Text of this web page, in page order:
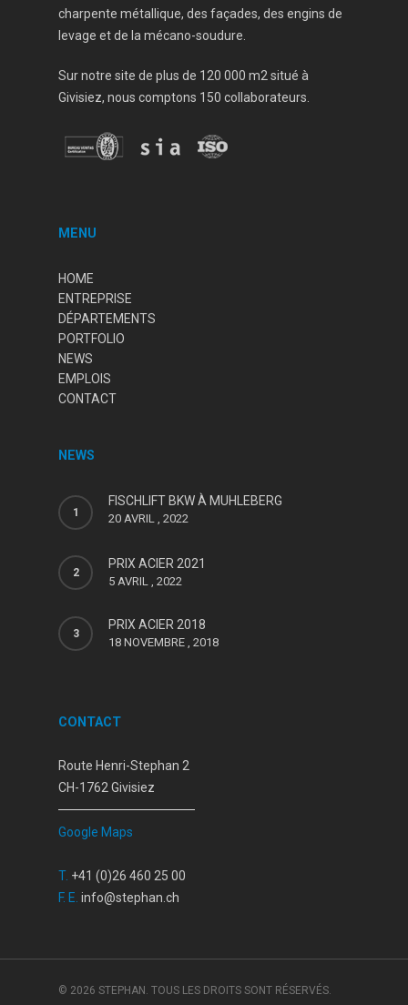
charpente métallique, des façades, des engins de
levage et de la mécano-soudure.
Sur notre site de plus de 120 000 m2 situé à
Givisiez, nous comptons 150 collaborateurs.
MENU
HOME
ENTREPRISE
DÉPARTEMENTS
PORTFOLIO
NEWS
EMPLOIS
CONTACT
NEWS
FISCHLIFT BKW À MUHLEBERG
20 AVRIL , 2022
PRIX ACIER 2021
5 AVRIL , 2022
PRIX ACIER 2018
18 NOVEMBRE , 2018
CONTACT
Route Henri-Stephan 2
CH-1762 Givisiez
Google Maps
T. +41 (0)26 460 25 00
F. E. info@stephan.ch
© 2026 STEPHAN. TOUS LES DROITS SONT RÉSERVÉS.